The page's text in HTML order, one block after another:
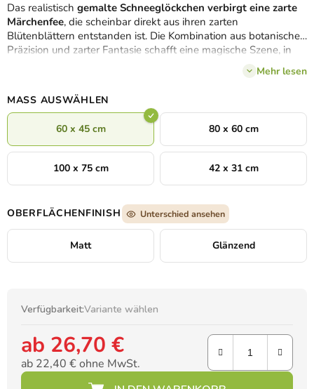
Das realistisch gemalte Schneeglöckchen verbirgt eine zarte
Märchenfee, die scheinbar direkt aus ihren zarten
Blütenblättern entstanden ist. Die Kombination aus botanischer
Präzision und zarter Fantasie schafft eine magische Szene, in
der Natur und Märchen aufeinandertreffen. Das Werk wirkt
Geschichte, die in der ersten Frühlingsblume verborgen ist.
Mehr lesen
MASS AUSWÄHLEN
60 x 45 cm 80 x 60 cm
100 x 75 cm 42 x 31 cm
OBERFLÄCHENFINISH Unterschied ansehen
Matt Glänzend
Verfügbarkeit:Variante wählen
ab 26,70 €
ab 22,40 €ohne MwSt.